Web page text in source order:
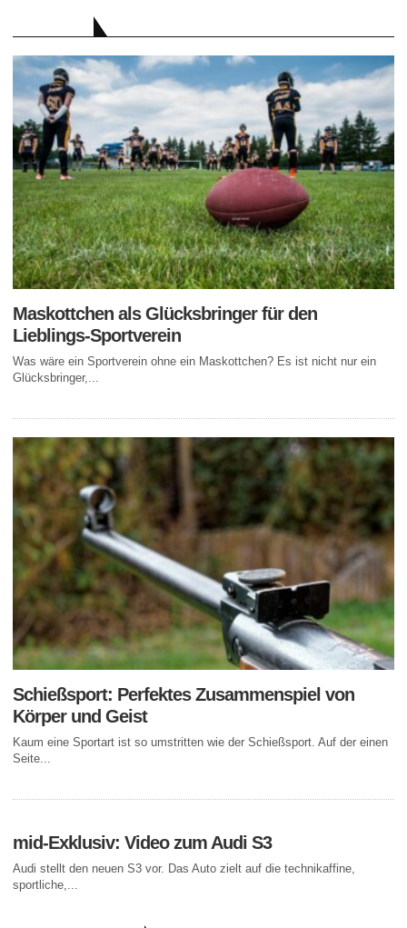
Maskottchen als Glücksbringer für den
Lieblings-Sportverein
Was wäre ein Sportverein ohne ein Maskottchen? Es ist nicht nur ein
Glücksbringer,...
Schießsport: Perfektes Zusammenspiel von
Körper und Geist
Kaum eine Sportart ist so umstritten wie der Schießsport. Auf der einen
Seite...
mid-Exklusiv: Video zum Audi S3
Audi stellt den neuen S3 vor. Das Auto zielt auf die technikaffine,
sportliche,...